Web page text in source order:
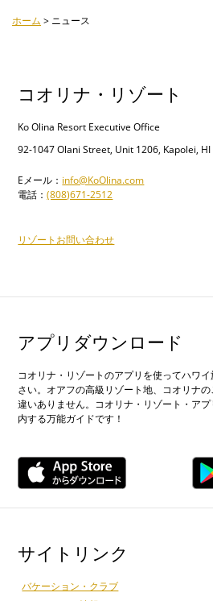
ホーム > ニュース
コオリナ・リゾート
Ko Olina Resort Executive Office
92-1047 Olani Street, Unit 1206, Kapolei,
Eメール： info@KoOlina.com
電話：(808)671-2512
リゾートお問い合わせ
アプリダウンロード
コオリナ・リゾートのアプリを使ってハワ
さい。オアフの高級リゾート地、コオリナ
違いありません。コオリナ・リゾート・ア
内する万能ガイドです！
サイトリンク
バケーション・クラブ